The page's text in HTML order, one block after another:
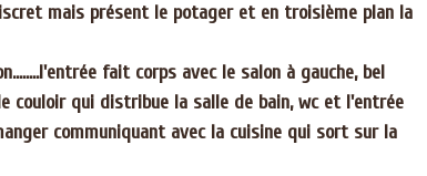
mais présent le potager et en troisième plan la
fait corps avec le salon à gauche, bel
couloir qui distribue la salle de bain, wc et l'entrée
communiquant avec la cuisine qui sort sur la